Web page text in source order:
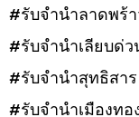
#รับจำนำลาดพร้
#รับจำนำเลียบด่
#รับจำนำสุทธิสา
#รับจำนำเมืองท